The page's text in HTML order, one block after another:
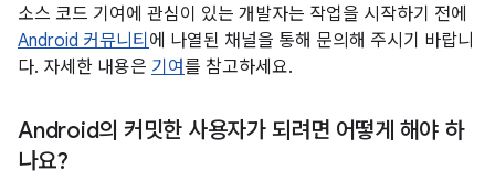
소스 코드 기여에 관심이 있는 개발자는 작업을 시작하기 전에
Android 커뮤니티 에 나열된 채널을 통해 문의해 주시기 바랍니
다. 자세한 내용은 기여를 참고하세요.
Android의 커밋한 사용자가 되려면 어떻게 해야 하
나요?